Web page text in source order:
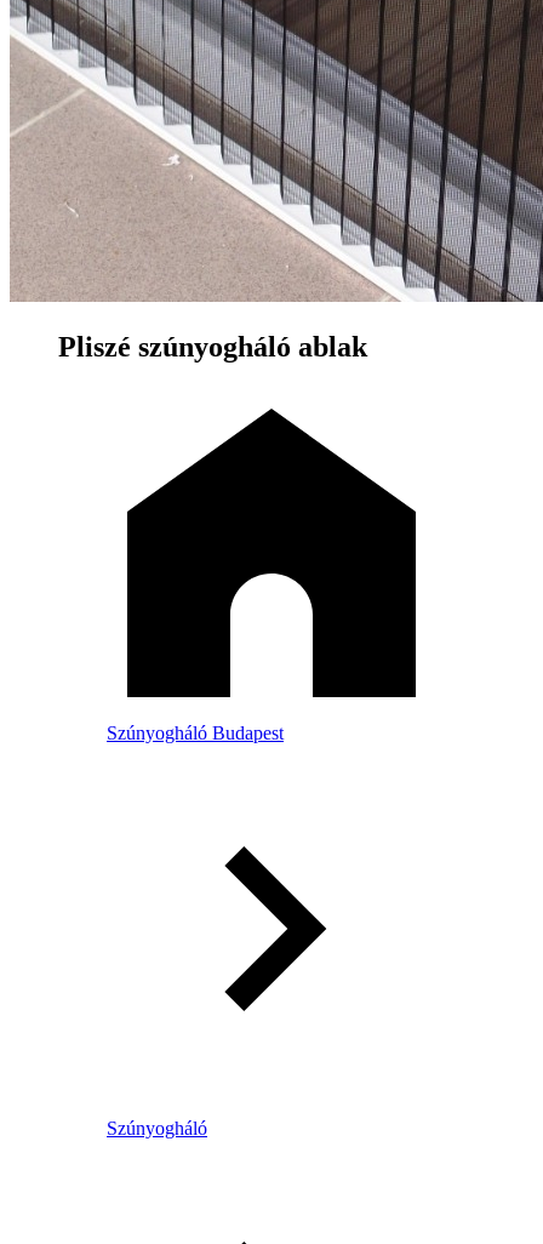
Pliszé szúnyogháló ablak
Szúnyogháló Budapest
Szúnyogháló